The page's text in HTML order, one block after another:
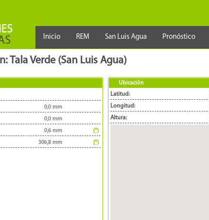
Inicio REM San Luis Agua Pronóstico
Tala Verde (San Luis Agua)
0,0 mm
0,0 mm
0,6 mm
(*)
306,8 mm (*)
Ubicación
Latitud:
Longitud:
Altura: